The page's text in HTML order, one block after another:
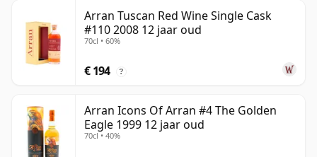
Arran Tuscan Red Wine Single Cask
#110 2008 12 jaar oud
70cl • 60%
€ 194 ?
Arran Icons Of Arran #4 The Golden
Eagle 1999 12 jaar oud
70cl • 40%